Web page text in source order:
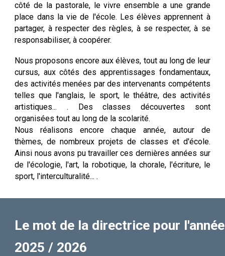
côté de la pastorale, le vivre ensemble a une grande
place dans la vie de l'école. Les élèves apprennent à
partager, à respecter des règles, à se respecter, à se
responsabiliser, à coopérer.
Nous proposons encore aux élèves, tout au long de leur
cursus, aux côtés des apprentissages fondamentaux,
des activités menées par des intervenants compétents
telles que l'anglais, le sport, le théâtre, des activités
artistiques... . Des classes découvertes sont
organisées tout au long de la scolarité.
Nous réalisons encore chaque année, autour de
thèmes, de nombreux projets de classes et d'école.
Ainsi nous avons pu travailler ces dernières années sur
de l'écologie, l'art, la robotique, la chorale, l'écriture, le
sport, l'interculturalité... .
Le mot de la directrice pour l'année
2025 / 2026